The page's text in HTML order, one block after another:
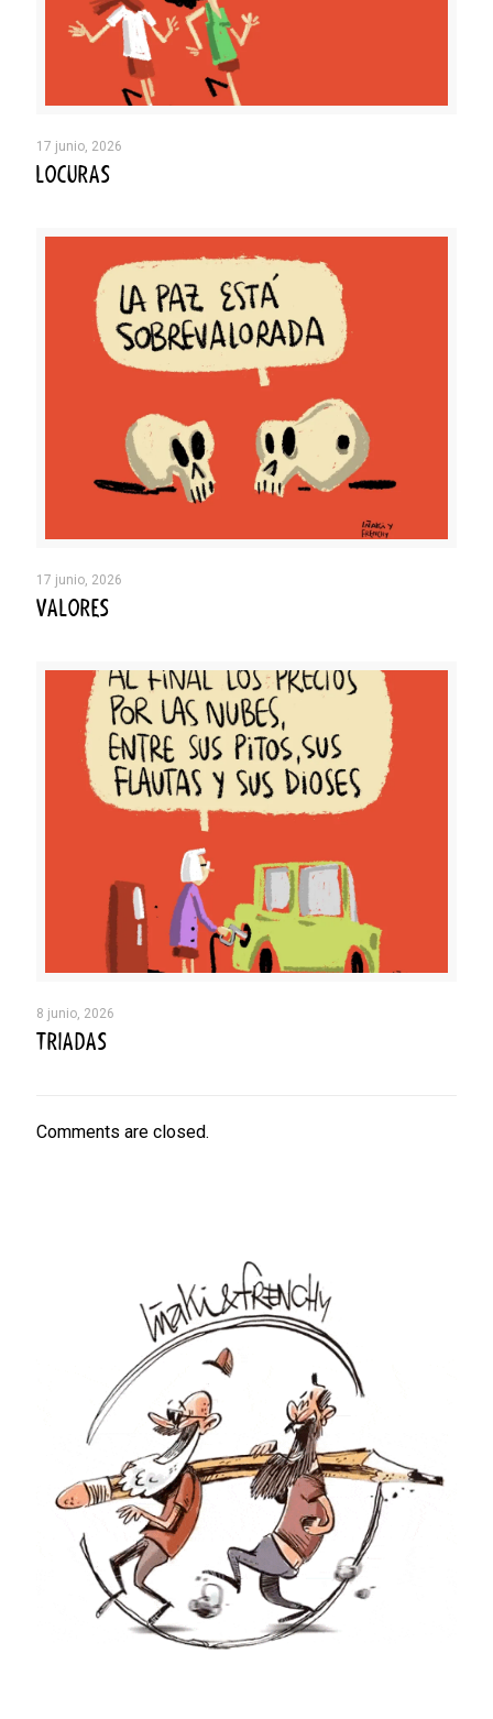
17 junio, 2026
LOCURAS
17 junio, 2026
VALORES
8 junio, 2026
TRIADAS
Comments are closed.